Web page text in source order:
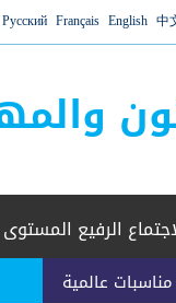
中
English
Français
Русский
عالمية
الرفيع المستوى